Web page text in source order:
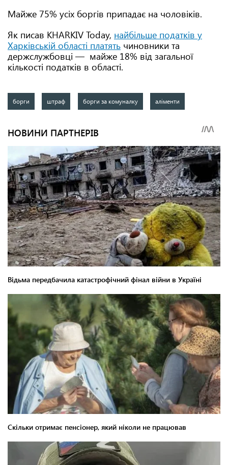
Майже 75% усіх боргів припадає на чоловіків.
Як писав KHARKIV Today, найбільше податків у
Харківській області платять чиновники та
держслужбовці — майже 18% від загальної
кількості податків в області.
борги штраф борги за комуналку аліменти